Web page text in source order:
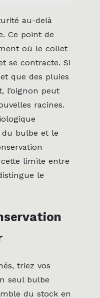
au-delà
Ce point de
où le collet
se contracte. Si
que des pluies
l’oignon peut
racines.
du bulbe et le
limite entre
le
triez vos
seul bulbe
du stock en